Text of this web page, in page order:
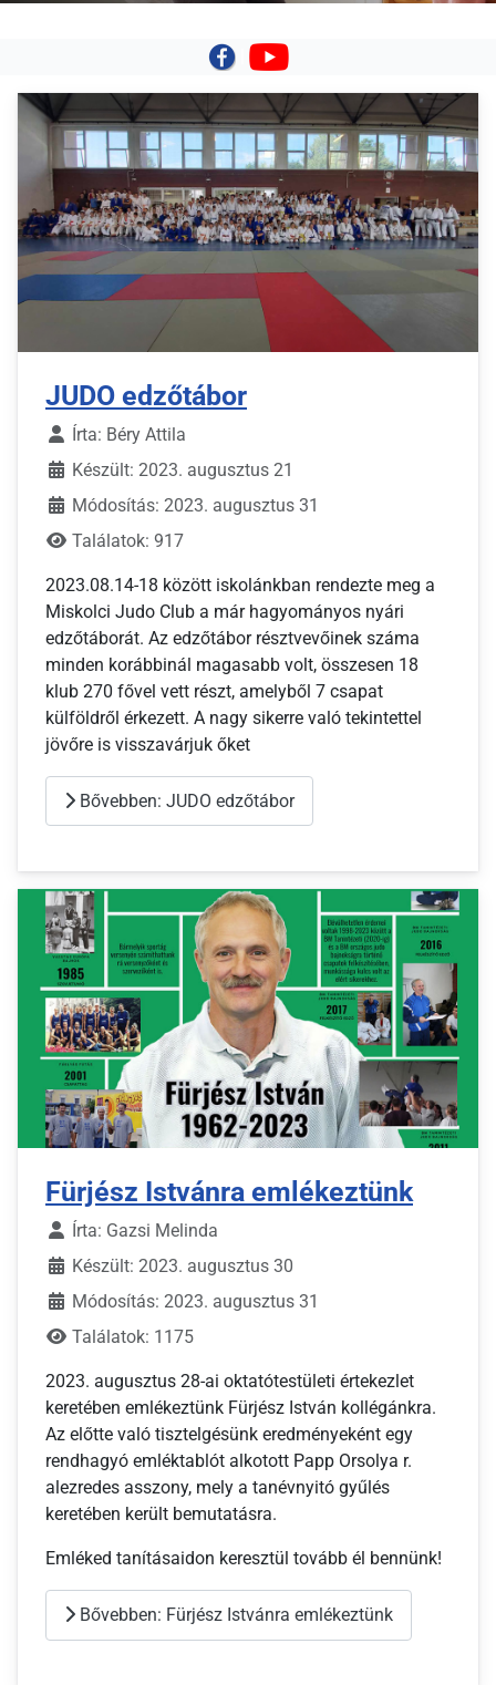
JUDO edzőtábor
Írta: Béry Attila
Készült: 2023. augusztus 21
Módosítás: 2023. augusztus 31
Találatok: 917
2023.08.14-18 között iskolánkban rendezte meg a
Miskolci Judo Club a már hagyományos nyári
edzőtáborát. Az edzőtábor résztvevőinek száma
minden korábbinál magasabb volt, összesen 18
klub 270 fővel vett részt, amelyből 7 csapat
külföldről érkezett. A nagy sikerre való tekintettel
jövőre is visszavárjuk őket
Bővebben: JUDO edzőtábor
Fürjész Istvánra emlékeztünk
Írta: Gazsi Melinda
Készült: 2023. augusztus 30
Módosítás: 2023. augusztus 31
Találatok: 1175
2023. augusztus 28-ai oktatótestületi értekezlet
keretében emlékeztünk Fürjész István kollégánkra.
Az előtte való tisztelgésünk eredményeként egy
rendhagyó emléktablót alkotott Papp Orsolya r.
alezredes asszony, mely a tanévnyitó gyűlés
keretében került bemutatásra.
Emléked tanításaidon keresztül tovább él bennünk!
Bővebben: Fürjész Istvánra emlékeztünk